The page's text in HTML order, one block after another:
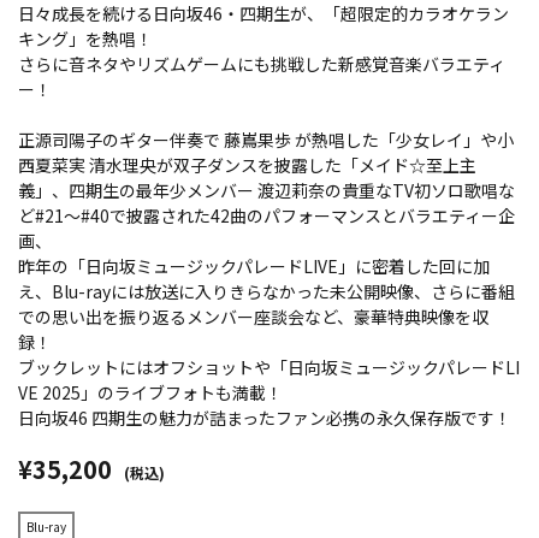
日々成長を続ける日向坂46・四期生が、「超限定的カラオケラン
キング」を熱唱！
さらに音ネタやリズムゲームにも挑戦した新感覚音楽バラエティ
ー！
正源司陽子のギター伴奏で 藤嶌果歩 が熱唱した「少女レイ」や小
西夏菜実 清水理央が双子ダンスを披露した「メイド☆至上主
義」、四期生の最年少メンバー 渡辺莉奈の貴重なTV初ソロ歌唱な
ど#21～#40で披露された42曲のパフォーマンスとバラエティー企
画、
昨年の「日向坂ミュージックパレードLIVE」に密着した回に加
え、Blu-rayには放送に入りきらなかった未公開映像、さらに番組
での思い出を振り返るメンバー座談会など、豪華特典映像を収
録！
ブックレットにはオフショットや「日向坂ミュージックパレードLI
VE 2025」のライブフォトも満載！
日向坂46 四期生の魅力が詰まったファン必携の永久保存版です！
¥35,200 (税込)
Blu-ray